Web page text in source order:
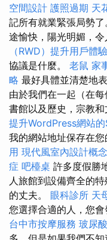
空間設計 護照過期 天
記所有就業緊張局勢了
途愉快，陽光明媚，
（RWD）提升用戶體驗
協議是什麼。 老鼠 家
略 最好具體並清楚地
由於我們在一起（在
書館以及歷史，宗教和
提升WordPress網站的
我的網站地址保存在您
用 現代風室內設計概念
症 吧檯桌 許多度假勝
人旅館到設備齊全的
的丈夫。 眼科診所 天
您選擇合適的人，您
台中市按摩服務 玻尿酸